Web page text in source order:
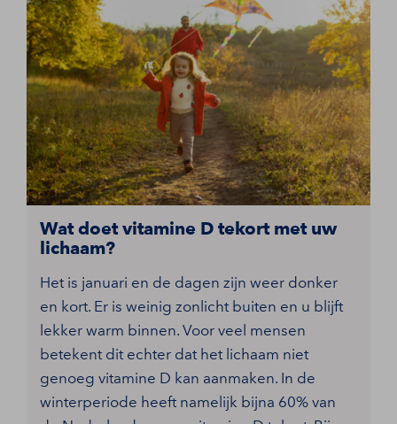
Wat doet vitamine D tekort met uw
lichaam?
Het is januari en de dagen zijn weer donker
en kort. Er is weinig zonlicht buiten en u blijft
lekker warm binnen. Voor veel mensen
betekent dit echter dat het lichaam niet
genoeg vitamine D kan aanmaken. In de
winterperiode heeft namelijk bijna 60% van